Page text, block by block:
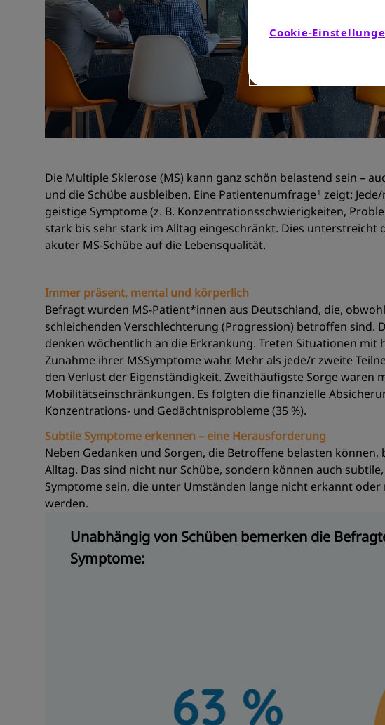
Die Multiple Sklerose (MS) kann ganz schön belastend sein –
und die Schübe ausbleiben. Eine Patientenumfrage1 zeigt:
geistige Symptome (z. B. Konzentrationsschwierigkeiten,
stark bis sehr stark im Alltag eingeschränkt. Dies unterstreicht
akuter MS-Schübe auf die Lebensqualität.
Immer präsent, mental und körperlich
Befragt wurden MS-Patient*innen aus Deutschland, die,
schleichenden Verschlechterung (Progression) betroffen sind.
denken wöchentlich an die Erkrankung. Treten Situationen mit
Zunahme ihrer MSSymptome wahr. Mehr als jede/r zweite
den Verlust der Eigenständigkeit. Zweithäufigste Sorge waren
Mobilitätseinschränkungen. Es folgten die finanzielle
Konzentrations- und Gedächtnisprobleme (35 %).
Subtile Symptome erkennen – eine Herausforderung
Neben Gedanken und Sorgen, die Betroffene belasten
Alltag. Das sind nicht nur Schübe, sondern können auch
Symptome sein, die unter Umständen lange nicht erkannt
werden.
Unabhängig von Schüben bemerken die
Symptome:
Cookie-